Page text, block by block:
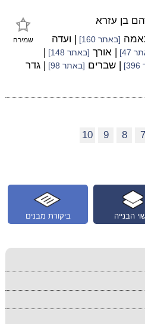
שמירה
בן עזרא
[באתר 160]
| ועדה
47] | אורך [באתר 148]
|
| שברים [באתר 98] | גדר
7
8
9
10
ביקורת מבנים הבנייה